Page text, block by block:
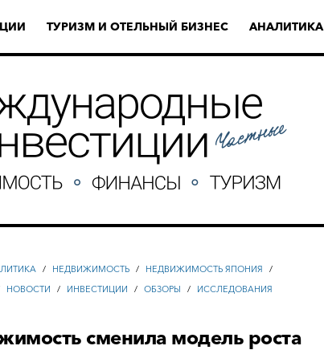
ТУРИЗМ И ОТЕЛЬНЫЙ БИЗНЕС АНАЛИТИКА
/ НЕДВИЖИМОСТЬ / НЕДВИЖИМОСТЬ ЯПОНИЯ
/
НОВОСТИ / ИНВЕСТИЦИИ / ОБЗОРЫ /
ИССЛЕДОВАНИЯ
сменила модель роста